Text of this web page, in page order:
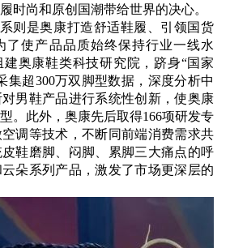
时尚和原创国潮带给世界的决心。
则是奥康打造舒适鞋履、引领国货
了使产品品质始终保持行业一线水
建奥康鞋类科技研究院，跻身“国家
集超300万双脚型数据，深度分析中
男鞋产品进行系统性创新，使奥康
。此外，奥康先后取得166项研发专
调等技术，不断同前端消费需求共
鞋磨脚、闷脚、累脚三大痛点的呼
朵系列产品，激发了市场更深层的